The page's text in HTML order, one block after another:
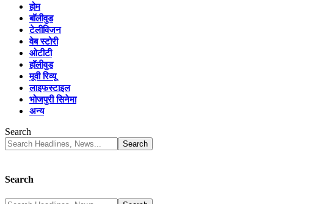
होम
बॉलीवुड
टेलीविजन
वेब स्टोरी
ओटीटी
हॉलीवुड
मूवी रिव्यू
लाइफस्टाइल
भोजपुरी सिनेमा
अन्य
Search
Search